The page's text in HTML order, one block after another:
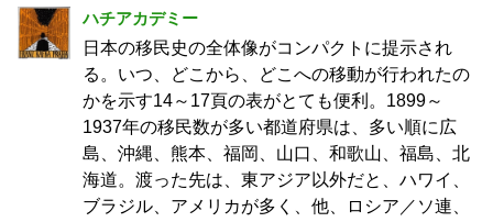
ハチアカデミー
日本の移民史の全体像がコンパクトに提示され
る。いつ、どこから、どこへの移動が行われたの
かを示す14～17頁の表がとても便利。1899～
1937年の移民数が多い都道府県は、多い順に広
島、沖縄、熊本、福岡、山口、和歌山、福島、北
海道。渡った先は、東アジア以外だと、ハワイ、
ブラジル、アメリカが多く、他、ロシア／ソ連、